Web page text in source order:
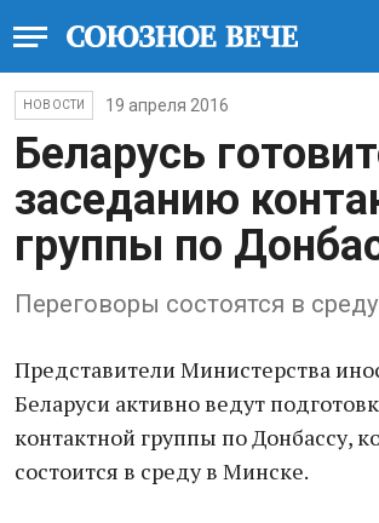
НОВОСТИ 19 апреля 2016
Беларусь
заседанию
группы по
Переговоры состоятся в
Представители Министерства
Беларуси активно ведут
контактной группы по Донбассу,
состоится в среду в Минске.